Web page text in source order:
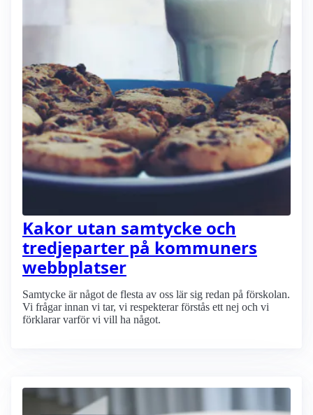
Kakor utan samtycke och
tredjeparter på kommuners
webbplatser
Samtycke är något de flesta av oss lär sig redan på förskolan.
Vi frågar innan vi tar, vi respekterar förstås ett nej och vi
förklarar varför vi vill ha något.